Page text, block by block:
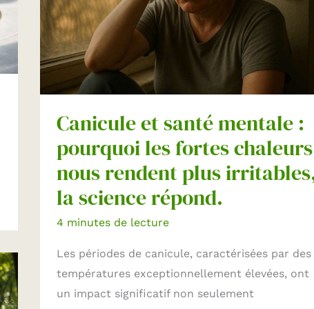
Canicule et santé mentale :
pourquoi les fortes chaleurs
nous rendent plus
la science répond.
4 minutes de lecture
Les périodes de canicule, caractérisées par des
températures exceptionnellement élevées, ont
un impact significatif non seulement